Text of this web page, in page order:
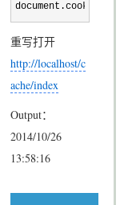
document.cookie
重写打开
http://localhost/c
ache/index
Output：
2014/10/26
13:58:16